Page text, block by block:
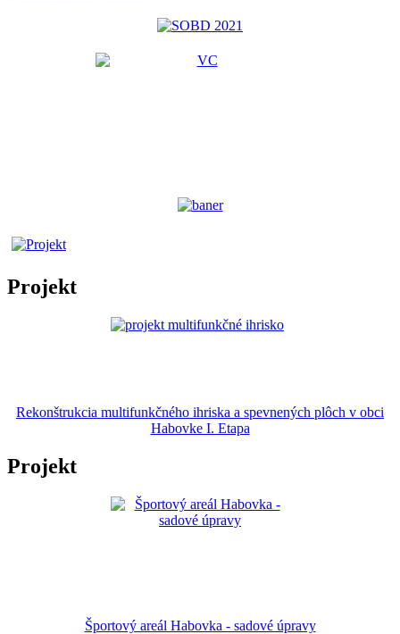
Projekt
Rekonštrukcia multifunkčného ihriska a spevnených plôch v obci
Habovke I. Etapa
Projekt
Športový areál Habovka - sadové úpravy